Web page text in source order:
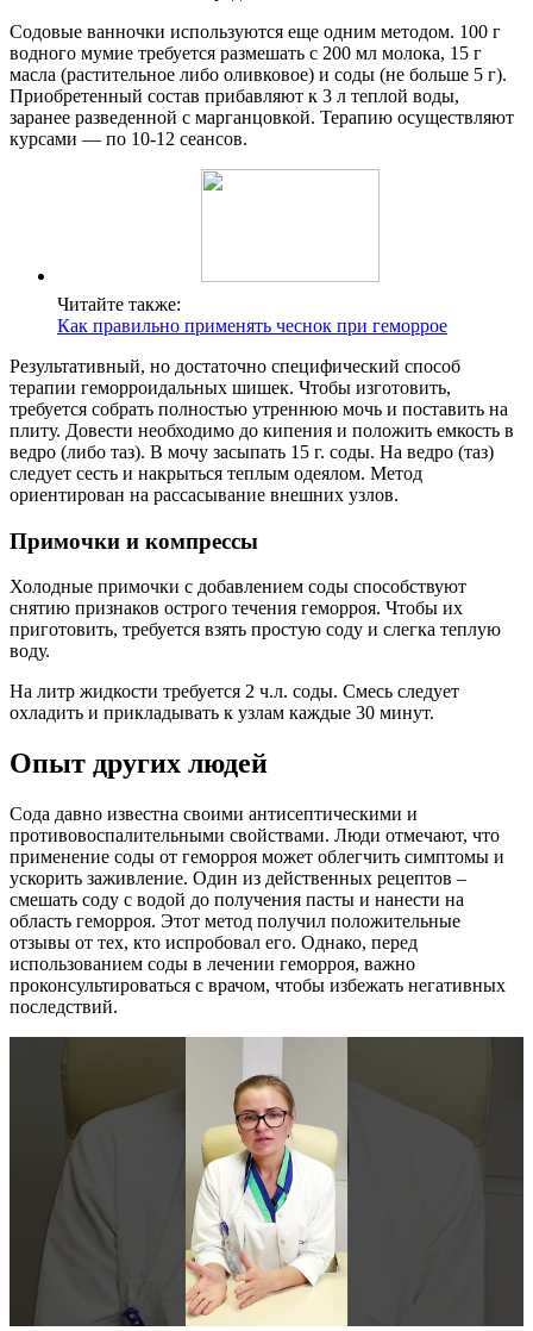
Содовые ванночки используются еще одним методом. 100 г
водного мумие требуется размешать с 200 мл молока, 15 г
масла (растительное либо оливковое) и соды (не больше 5 г).
Приобретенный состав прибавляют к 3 л теплой воды,
заранее разведенной с марганцовкой. Терапию осуществляют
курсами — по 10-12 сеансов.
Читайте также:
Как правильно применять чеснок при геморрое
Результативный, но достаточно специфический способ
терапии геморроидальных шишек. Чтобы изготовить,
требуется собрать полностью утреннюю мочь и поставить на
плиту. Довести необходимо до кипения и положить емкость в
ведро (либо таз). В мочу засыпать 15 г. соды. На ведро (таз)
следует сесть и накрыться теплым одеялом. Метод
ориентирован на рассасывание внешних узлов.
Примочки и компрессы
Холодные примочки с добавлением соды способствуют
снятию признаков острого течения геморроя. Чтобы их
приготовить, требуется взять простую соду и слегка теплую
воду.
На литр жидкости требуется 2 ч.л. соды. Смесь следует
охладить и прикладывать к узлам каждые 30 минут.
Опыт других людей
Сода давно известна своими антисептическими и
противовоспалительными свойствами. Люди отмечают, что
применение соды от геморроя может облегчить симптомы и
ускорить заживление. Один из действенных рецептов –
смешать соду с водой до получения пасты и нанести на
область геморроя. Этот метод получил положительные
отзывы от тех, кто испробовал его. Однако, перед
использованием соды в лечении геморроя, важно
проконсультироваться с врачом, чтобы избежать негативных
последствий.